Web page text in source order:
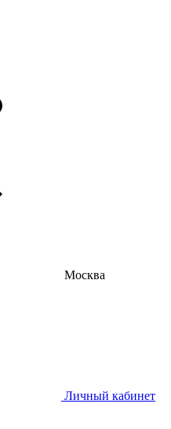
Москва
Личный кабинет